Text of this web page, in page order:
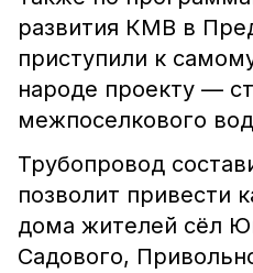
развития КМВ в
приступили к
народе проекту —
межпоселкового
Трубопровод
позволит привести
дома жителей сёл
Садового,